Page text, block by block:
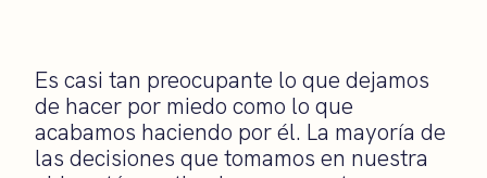
Es casi tan preocupante lo que dejamos
de hacer por miedo como lo que
acabamos haciendo por él. La mayoría de
las decisiones que tomamos en nuestra